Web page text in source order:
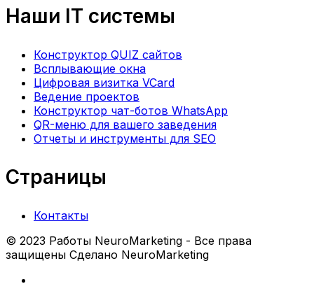
Наши IT системы
Конструктор QUIZ сайтов
Всплывающие окна
Цифровая визитка VCard
Ведение проектов
Конструктор чат-ботов WhatsApp
QR-меню для вашего заведения
Отчеты и инструменты для SEO
Страницы
Контакты
© 2023 Работы NeuroMarketing - Все права
защищены Сделано NeuroMarketing